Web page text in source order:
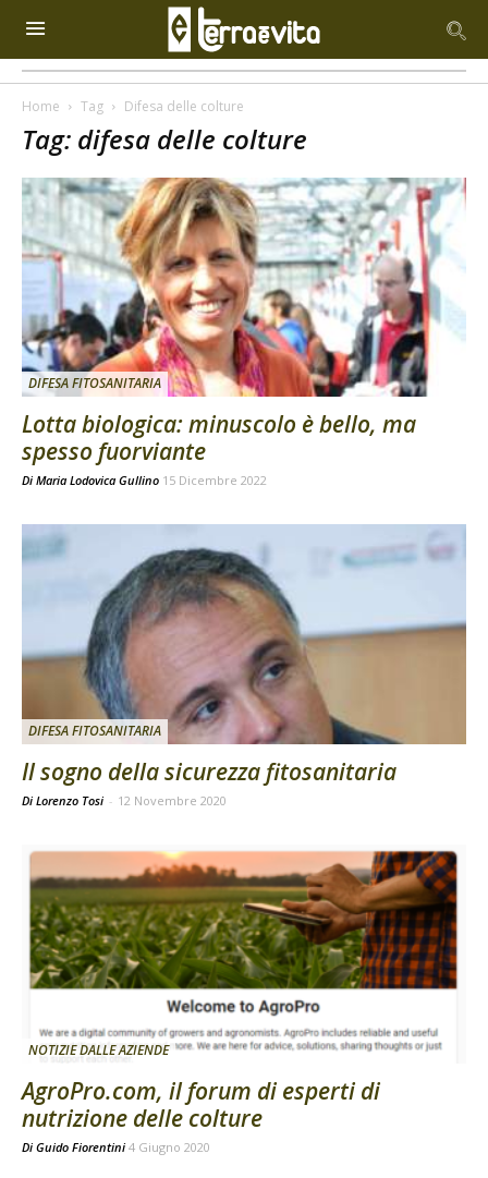
Home Tag Difesa delle colture
Tag: difesa delle colture
DIFESA FITOSANITARIA
Lotta biologica: minuscolo è bello, ma
spesso fuorviante
Di Maria Lodovica Gullino 15 Dicembre 2022
DIFESA FITOSANITARIA
Il sogno della sicurezza fitosanitaria
Di Lorenzo Tosi - 12 Novembre 2020
NOTIZIE DALLE AZIENDE
AgroPro.com, il forum di esperti di
nutrizione delle colture
Di Guido Fiorentini 4 Giugno 2020